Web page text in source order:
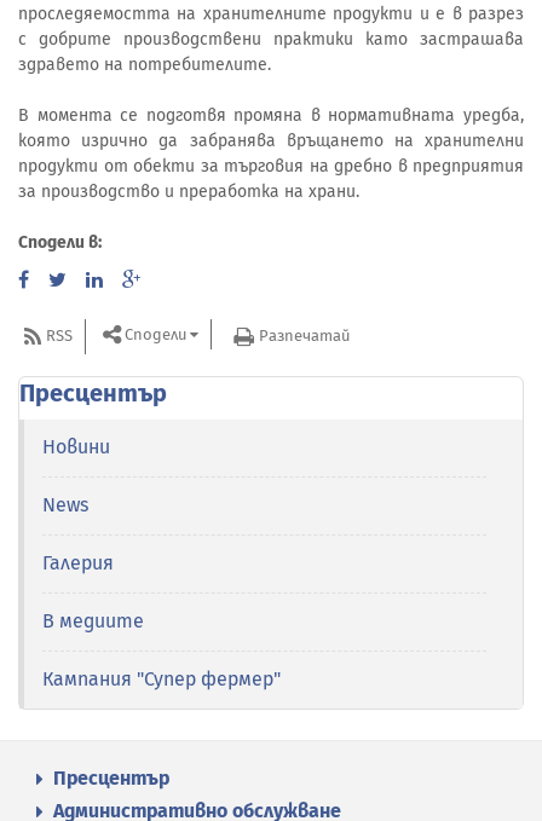
проследяемостта на хранителните продукти и е в разрез
с добрите производствени практики като застрашава
здравето на потребителите.
В момента се подготвя промяна в нормативната уредба,
която изрично да забранява връщането на хранителни
продукти от обекти за търговия на дребно в предприятия
за производство и преработка на храни.
Сподели в:
RSS Сподели Разпечатай
Пресцентър
Новини
News
Галерия
В медиите
Кампания "Супер фермер"
Пресцентър
Административно обслужване